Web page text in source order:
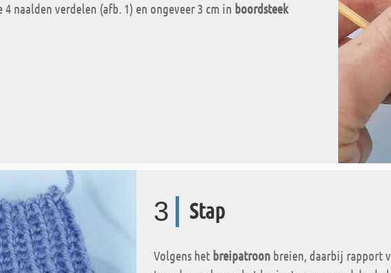
naalden verdelen (afb. 1) en ongeveer 3 cm in boordsteek
3 Stap
Volgens het breipatroon breien, daarbij rapport